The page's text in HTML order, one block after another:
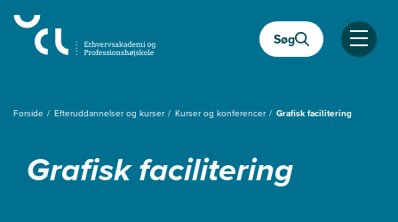
hovedindhold
Søg
Åben
Forside Efteruddannelser og kurser Kurser og konferencer Grafisk facilitering
Grafisk facilitering